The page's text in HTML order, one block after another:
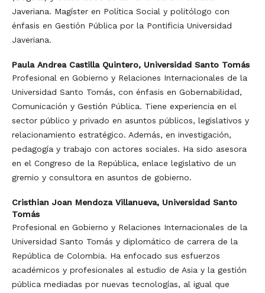
Javeriana. Magíster en Política Social y politólogo con
énfasis en Gestión Pública por la Pontificia Universidad
Javeriana.
Paula Andrea Castilla Quintero, Universidad Santo Tomás
Profesional en Gobierno y Relaciones Internacionales de la
Universidad Santo Tomás, con énfasis en Gobernabilidad,
Comunicación y Gestión Pública. Tiene experiencia en el
sector público y privado en asuntos públicos, legislativos y
relacionamiento estratégico. Además, en investigación,
pedagogía y trabajo con actores sociales. Ha sido asesora
en el Congreso de la República, enlace legislativo de un
gremio y consultora en asuntos de gobierno.
Cristhian Joan Mendoza Villanueva, Universidad Santo
Tomás
Profesional en Gobierno y Relaciones Internacionales de la
Universidad Santo Tomás y diplomático de carrera de la
República de Colombia. Ha enfocado sus esfuerzos
académicos y profesionales al estudio de Asia y la gestión
pública mediadas por nuevas tecnologías, al igual que